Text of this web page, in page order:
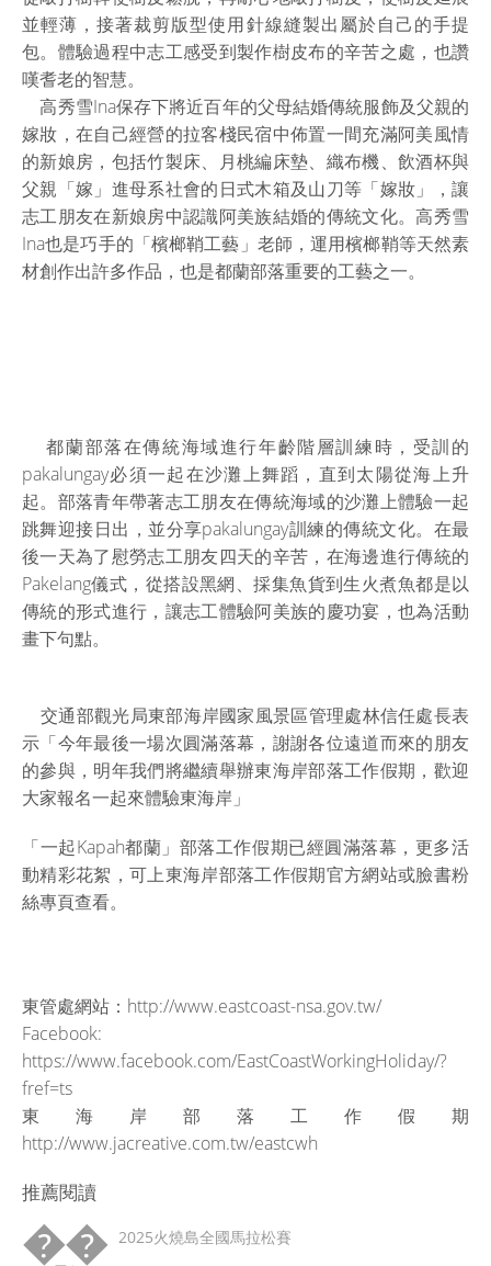
並輕薄，接著裁剪版型使用針線縫製出屬於自己的手提
包。體驗過程中志工感受到製作樹皮布的辛苦之處，也讚
嘆耆老的智慧。
高秀雪Ina保存下將近百年的父母結婚傳統服飾及父親的
嫁妝，在自己經營的拉客棧民宿中佈置一間充滿阿美風情
的新娘房，包括竹製床、月桃編床墊、織布機、飲酒杯與
父親「嫁」進母系社會的日式木箱及山刀等「嫁妝」，讓
志工朋友在新娘房中認識阿美族結婚的傳統文化。高秀雪
Ina也是巧手的「檳榔鞘工藝」老師，運用檳榔鞘等天然素
材創作出許多作品，也是都蘭部落重要的工藝之一。
都蘭部落在傳統海域進行年齡階層訓練時，受訓的
pakalungay必須一起在沙灘上舞蹈，直到太陽從海上升
起。部落青年帶著志工朋友在傳統海域的沙灘上體驗一起
跳舞迎接日出，並分享pakalungay訓練的傳統文化。在最
後一天為了慰勞志工朋友四天的辛苦，在海邊進行傳統的
Pakelang儀式，從搭設黑網、採集魚貨到生火煮魚都是以
傳統的形式進行，讓志工體驗阿美族的慶功宴，也為活動
畫下句點。
交通部觀光局東部海岸國家風景區管理處林信任處長表
示「今年最後一場次圓滿落幕，謝謝各位遠道而來的朋友
的參與，明年我們將繼續舉辦東海岸部落工作假期，歡迎
大家報名一起來體驗東海岸」
「一起Kapah都蘭」部落工作假期已經圓滿落幕，更多活
動精彩花絮，可上東海岸部落工作假期官方網站或臉書粉
絲專頁查看。
東管處網站：http://www.eastcoast-nsa.gov.tw/
Facebook:
https://www.facebook.com/EastCoastWorkingHoliday/?
fref=ts
東海岸部落工作假期
http://www.jacreative.com.tw/eastcwh
推薦閱讀
�� 2025火燒島全國馬拉松賽